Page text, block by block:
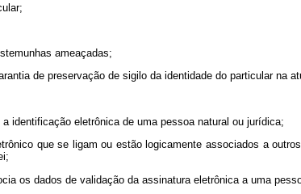
ameaçadas;
de preservação de sigilo da identidade do particular na
identificação eletrônica de uma pessoa natural ou jurídica;
que se ligam ou estão logicamente associados a
os dados de validação da assinatura eletrônica a uma